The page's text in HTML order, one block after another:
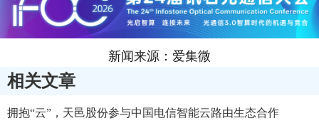
新闻来源：爱集微
相关文章
拥抱“云”，天邑股份参与中国电信智能云路由生态合作